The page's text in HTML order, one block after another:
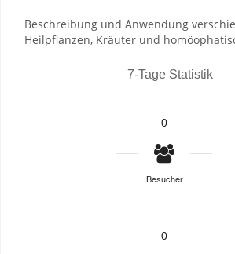
Beschreibung und Anwendung
Heilpflanzen, Kräuter und
7-Tage Statistik
0
Besucher
0